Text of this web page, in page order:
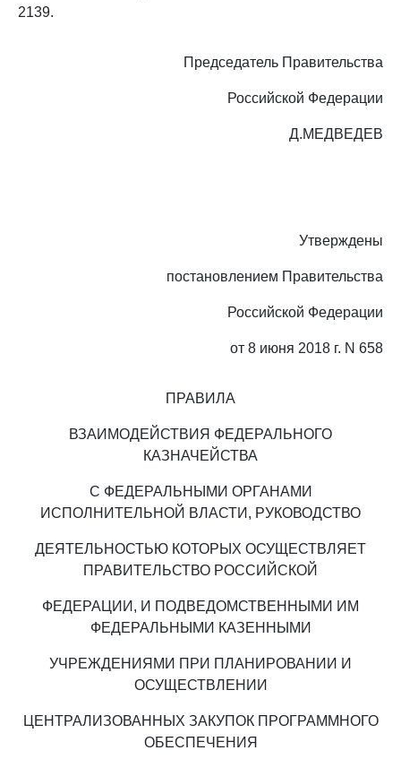
2139.
Председатель Правительства
Российской Федерации
Д.МЕДВЕДЕВ
Утверждены
постановлением Правительства
Российской Федерации
от 8 июня 2018 г. N 658
ПРАВИЛА
ВЗАИМОДЕЙСТВИЯ ФЕДЕРАЛЬНОГО
КАЗНАЧЕЙСТВА
С ФЕДЕРАЛЬНЫМИ ОРГАНАМИ
ИСПОЛНИТЕЛЬНОЙ ВЛАСТИ, РУКОВОДСТВО
ДЕЯТЕЛЬНОСТЬЮ КОТОРЫХ ОСУЩЕСТВЛЯЕТ
ПРАВИТЕЛЬСТВО РОССИЙСКОЙ
ФЕДЕРАЦИИ, И ПОДВЕДОМСТВЕННЫМИ ИМ
ФЕДЕРАЛЬНЫМИ КАЗЕННЫМИ
УЧРЕЖДЕНИЯМИ ПРИ ПЛАНИРОВАНИИ И
ОСУЩЕСТВЛЕНИИ
ЦЕНТРАЛИЗОВАННЫХ ЗАКУПОК ПРОГРАММНОГО
ОБЕСПЕЧЕНИЯ